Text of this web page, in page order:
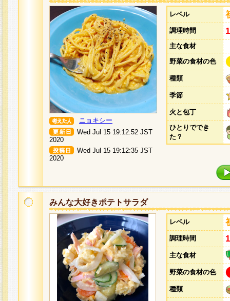
ニョキシー
Wed Jul 15 19:12:52 JST
2020
Wed Jul 15 19:12:35 JST
2020
レベル
調理時間
主な食材
野菜の食材の色
種類
季節
火と包丁
ひとりででき
た？
みんな大好きポテトサラダ
レベル
調理時間
主な食材
野菜の食材の色
種類